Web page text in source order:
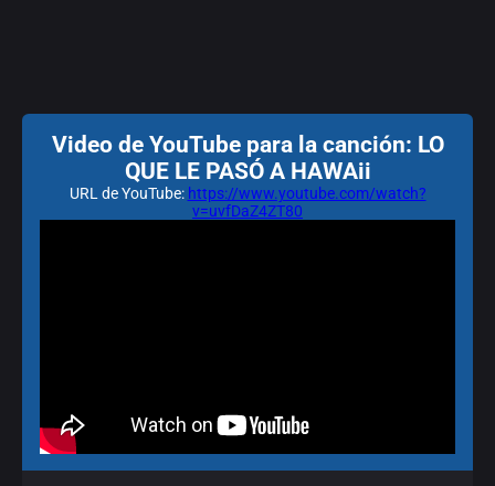
Video de YouTube para la canción: LO
QUE LE PASÓ A HAWAii
URL de YouTube: https://www.youtube.com/watch?
v=uvfDaZ4ZT80